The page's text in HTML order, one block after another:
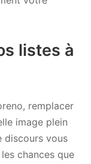
listes à
remplacer
image plein
discours vous
chances que